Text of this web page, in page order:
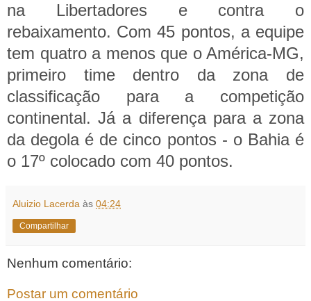
na Libertadores e contra o
rebaixamento. Com 45 pontos, a equipe
tem quatro a menos que o América-MG,
primeiro time dentro da zona de
classificação para a competição
continental. Já a diferença para a zona
da degola é de cinco pontos - o Bahia é
o 17º colocado com 40 pontos.
Aluizio Lacerda às 04:24
Compartilhar
Nenhum comentário:
Postar um comentário